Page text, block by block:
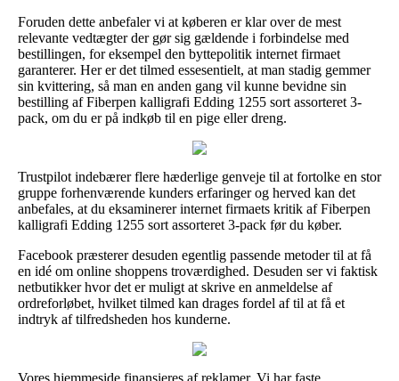
Foruden dette anbefaler vi at køberen er klar over de mest
relevante vedtægter der gør sig gældende i forbindelse med
bestillingen, for eksempel den byttepolitik internet firmaet
garanterer. Her er det tilmed essesentielt, at man stadig gemmer
sin kvittering, så man en anden gang vil kunne bevidne sin
bestilling af Fiberpen kalligrafi Edding 1255 sort assorteret 3-
pack, om du er på indkøb til en pige eller dreng.
Trustpilot indebærer flere hæderlige genveje til at fortolke en stor
gruppe forhenværende kunders erfaringer og herved kan det
anbefales, at du eksaminerer internet firmaets kritik af Fiberpen
kalligrafi Edding 1255 sort assorteret 3-pack før du køber.
Facebook præsterer desuden egentlig passende metoder til at få
en idé om online shoppens troværdighed. Desuden ser vi faktisk
netbutikker hvor det er muligt at skrive en anmeldelse af
ordreforløbet, hvilket tilmed kan drages fordel af til at få et
indtryk af tilfredsheden hos kunderne.
Vores hjemmeside finansieres af reklamer. Vi har faste